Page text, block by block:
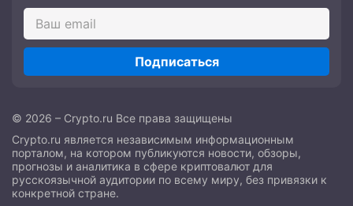
Подписаться
© 2026 – Crypto.ru Все права защищены
Crypto.ru является независимым информационным
порталом, на котором публикуются новости, обзоры,
прогнозы и аналитика в сфере криптовалют для
русскоязычной аудитории по всему миру, без привязки к
конкретной стране.